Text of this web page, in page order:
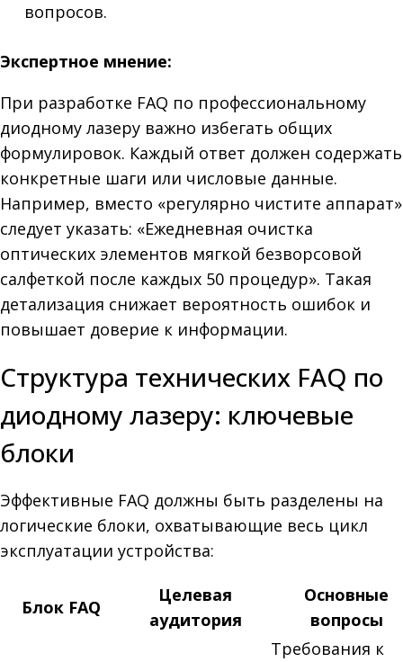
вопросов.
Экспертное мнение:
При разработке FAQ по профессиональному
диодному лазеру важно избегать общих
формулировок. Каждый ответ должен содержать
конкретные шаги или числовые данные.
Например, вместо «регулярно чистите аппарат»
следует указать: «Ежедневная очистка
оптических элементов мягкой безворсовой
салфеткой после каждых 50 процедур». Такая
детализация снижает вероятность ошибок и
повышает доверие к информации.
Структура технических FAQ по
диодному лазеру: ключевые
блоки
Эффективные FAQ должны быть разделены на
логические блоки, охватывающие весь цикл
эксплуатации устройства:
Блок FAQ
Целевая
аудитория
Основные
вопросы
Требования к